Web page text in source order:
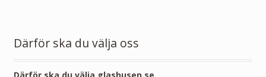
Därför ska du välja oss